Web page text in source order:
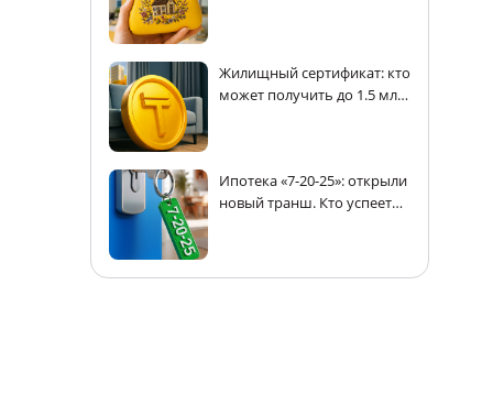
Жилищный сертификат: кто
может получить до 1.5 млн
Ипотека «7-20-25»: открыли
новый транш. Кто успеет